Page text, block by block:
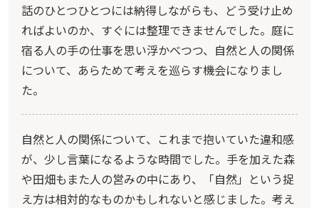
話のひとつひとつには納得しながらも、どう受け止め
ればよいのか、すぐには整理できませんでした。庭に
宿る人の手の仕事を思い浮かべつつ、自然と人の関係
について、あらためて考えを巡らす機会になりまし
た。
自然と人の関係について、これまで抱いていた違和感
が、少し言葉になるような時間でした。手を加えた森
や田畑もまた人の営みの中にあり、「自然」という捉
え方は相対的なものかもしれないと感じました。考え